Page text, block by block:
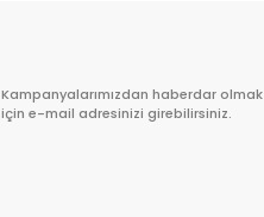
Kampanyalarımızdan haberdar olmak
için e-mail adresinizi girebilirsiniz.